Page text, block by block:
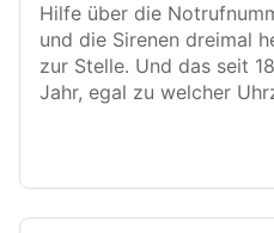
Hilfe über die
und die Sirenen dreimal
zur Stelle. Und das seit
Jahr, egal zu welcher